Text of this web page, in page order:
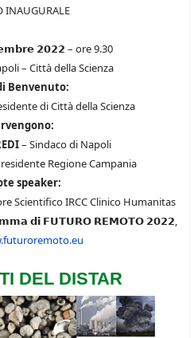
INAUGURALE
𝟮𝟬𝟮𝟮 – ore 9.30
– Città della Scienza
Benvenuto:
di Città della Scienza
– Sindaco di Napoli
Regione Campania
speaker:
Scientifico IRCC Clinico Humanitas
𝗱𝗶 𝗙𝗨𝗧𝗨𝗥𝗢 𝗥𝗘𝗠𝗢𝗧𝗢 𝟮𝟬𝟮𝟮,
DEL DISTAR